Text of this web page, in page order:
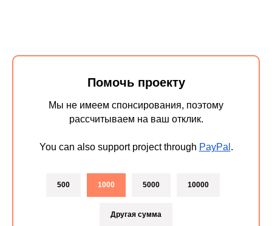
Помочь проекту
Мы не имеем спонсирования, поэтому
рассчитываем на ваш отклик.
You can also support project through PayPal .
500 1000 5000 10000
Другая сумма